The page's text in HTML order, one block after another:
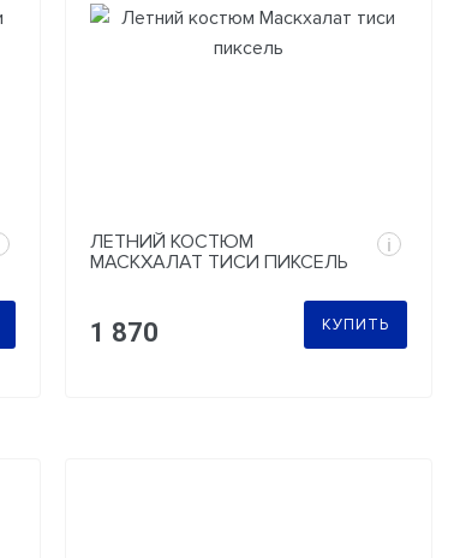
ЛЕТНИЙ КОСТЮМ
МАСКХАЛАТ ТИСИ ПИКСЕЛЬ
i
1 870 КУПИТЬ